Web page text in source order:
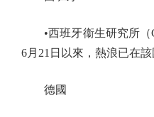
•西班牙衞生研究所（
6月21日以來，熱浪已在該
德國